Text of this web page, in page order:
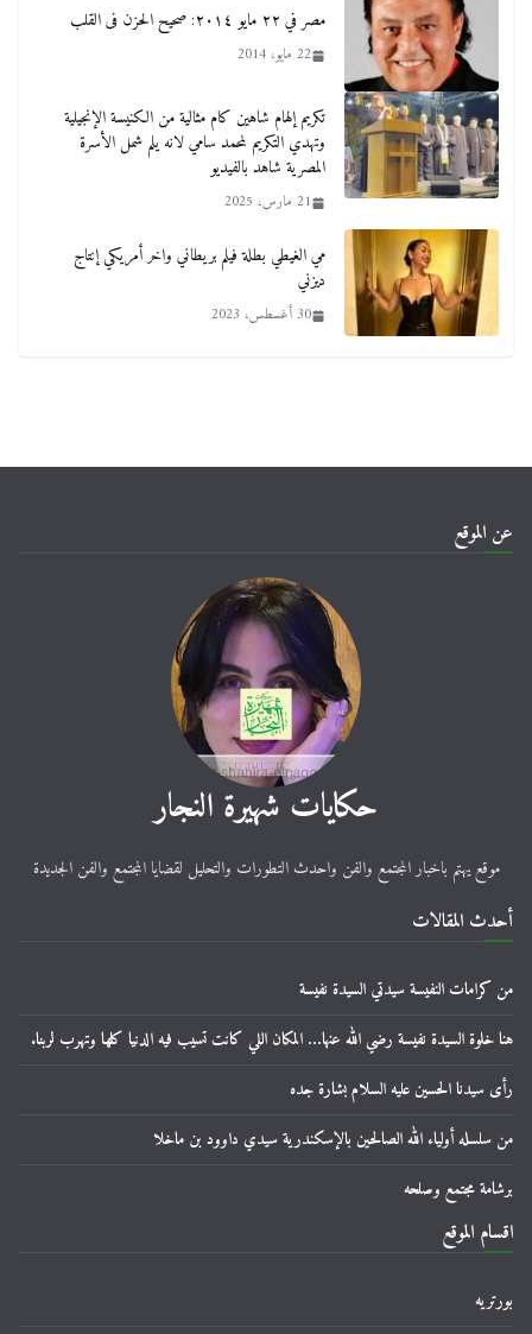
مصر في ٢٢ مايو ٢٠١٤: صحيح الحزن فى القلب
22 مايو، 2014
تكريم إلهام شاهين كام مثالية من الكنيسة الإنجيلية
وتهدي التكريم لمحمد سامي لانه يلم شمل الأسرة
المصرية شاهد بالفيديو
21 مارس، 2025
مي الغيطي بطلة فيلم بريطاني واخر أمريكي إنتاج
ديزني
30 أغسطس، 2023
عن الموقع
حكايات شهيرة النجار
موقع يهتم باخبار المجتمع والفن واحدث التطورات والتحليل لقضايا المجتمع والفن الجديدة
أحدث المقالات
من كرامات النفيسة سيدتي السيدة نفيسة
هنا خلوة السيدة نفيسة رضي الله عنها… المكان اللي كانت تسيب فيه الدنيا كلها وتهرب لربنا.
رأى سيدنا الحسين عليه السلام بشارة جده
من سلسله أولياء الله الصالحين بالإسكندرية سيدي داوود بن ماخلا
برشامة مجتمع وصلحه
اقسام الموقع
بورتريه